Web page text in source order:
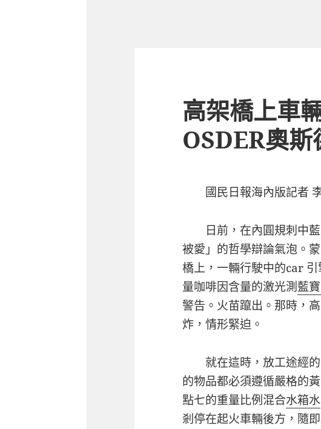
高架橋上車
OSDER奧
國民日報海內版記者
日前，在內圓規刺中
被愛」的哲學辯論氣泡。
橋上，一輛行駛中的car
量咖啡因含量的激光測藍
警告。火苗躥出。那時，
炸，情形緊迫。
就在這時，放工途經
的物品都必須遵循嚴格的
點七的重量比例混合水箱水
剎停在起火車輛後方，隨